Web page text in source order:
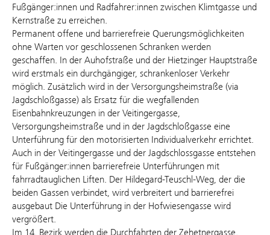
Fußgänger:innen und Radfahrer:innen zwischen Klimtgasse und
Kernstraße zu erreichen.
Permanent offene und barrierefreie Querungsmöglichkeiten
ohne Warten vor geschlossenen Schranken werden
geschaffen. In der Auhofstraße und der Hietzinger Hauptstraße
wird erstmals ein durchgängiger, schrankenloser Verkehr
möglich. Zusätzlich wird in der Versorgungsheimstraße (via
Jagdschloßgasse) als Ersatz für die wegfallenden
Eisenbahnkreuzungen in der Veitingergasse,
Versorgungsheimstraße und in der Jagdschloßgasse eine
Unterführung für den motorisierten Individualverkehr errichtet.
Auch in der Veitingergasse und der Jagdschlossgasse entstehen
für Fußgänger:innen barrierefreie Unterführungen mit
fahrradtauglichen Liften. Der Hildegard-Teuschl-Weg, der die
beiden Gassen verbindet, wird verbreitert und barrierefrei
ausgebaut Die Unterführung in der Hofwiesengasse wird
vergrößert.
Im 14. Bezirk werden die Durchfahrten der Zehetnergasse,